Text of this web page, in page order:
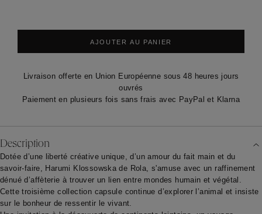
AJOUTER AU PANIER
Livraison offerte en Union Européenne sous 48 heures jours
ouvrés
Paiement en plusieurs fois sans frais avec PayPal et Klarna
Description
Dotée d’une liberté créative unique, d’un amour du fait main et du
savoir-faire, Harumi Klossowska de Rola, s'amuse avec un raffinement
dénué d’affèterie à trouver un lien entre mondes humain et végétal.
Cette troisième collection capsule continue d’explorer l’animal et insiste
sur le bonheur de ressentir le vivant.